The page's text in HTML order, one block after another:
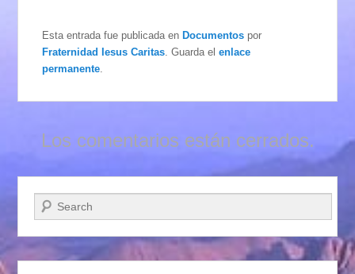
Esta entrada fue publicada enDocumentos por
Fraternidad Iesus Caritas . Guarda elenlace
permanente
Los comentarios están cerrados.
Buscar